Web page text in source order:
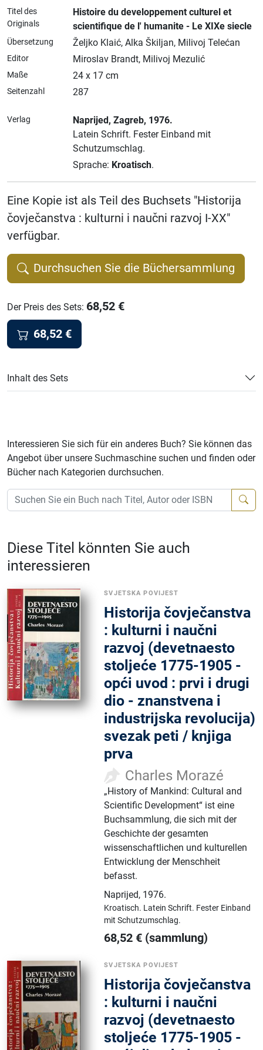
Titel des
Originals
Histoire du developpement culturel et
scientifique de l' humanite - Le XIXe siecle
Übersetzung Željko Klaić, Alka Škiljan, Milivoj Telećan
Editor Miroslav Brandt, Milivoj Mezulić
Maße 24 x 17 cm
Seitenzahl 287
Verlag Naprijed, Zagreb, 1976.
Latein Schrift. Fester Einband mit
Schutzumschlag.
Sprache: Kroatisch.
Eine Kopie ist als Teil des Buchsets "Historija
čovječanstva : kulturni i naučni razvoj I-XX"
verfügbar.
Durchsuchen Sie die Büchersammlung
Der Preis des Sets: 68,52 €
68,52 €
Inhalt des Sets
Interessieren Sie sich für ein anderes Buch? Sie können das
Angebot über unsere Suchmaschine suchen und finden oder
Bücher nach Kategorien durchsuchen.
Diese Titel könnten Sie auch
interessieren
SVJETSKA POVIJEST
Historija čovječanstva
: kulturni i naučni
razvoj (devetnaesto
stoljeće 1775-1905 -
opći uvod : prvi i drugi
dio - znanstvena i
industrijska revolucija)
svezak peti / knjiga
prva
Charles Morazé
„History of Mankind: Cultural and
Scientific Development“ ist eine
Buchsammlung, die sich mit der
Geschichte der gesamten
wissenschaftlichen und kulturellen
Entwicklung der Menschheit
befasst.
Naprijed, 1976.
Kroatisch. Latein Schrift. Fester Einband
mit Schutzumschlag.
68,52 € (sammlung)
SVJETSKA POVIJEST
Historija čovječanstva
: kulturni i naučni
razvoj (devetnaesto
stoljeće 1775-1905 -